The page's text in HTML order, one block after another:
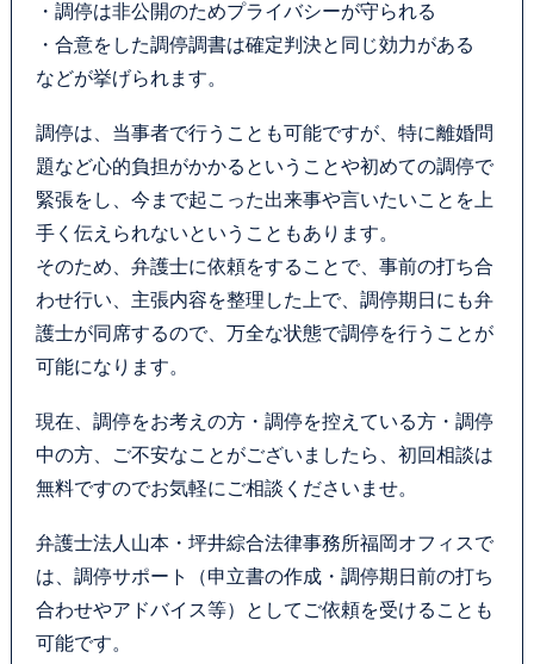
・調停は非公開のためプライバシーが守られる
・合意をした調停調書は確定判決と同じ効力がある
などが挙げられます。
調停は、当事者で行うことも可能ですが、特に離婚問
題など心的負担がかかるということや初めての調停で
緊張をし、今まで起こった出来事や言いたいことを上
手く伝えられないということもあります。
そのため、弁護士に依頼をすることで、事前の打ち合
わせ行い、主張内容を整理した上で、調停期日にも弁
護士が同席するので、万全な状態で調停を行うことが
可能になります。
現在、調停をお考えの方・調停を控えている方・調停
中の方、ご不安なことがございましたら、初回相談は
無料ですのでお気軽にご相談くださいませ。
弁護士法人山本・坪井綜合法律事務所福岡オフィスで
は、調停サポート（申立書の作成・調停期日前の打ち
合わせやアドバイス等）としてご依頼を受けることも
可能です。